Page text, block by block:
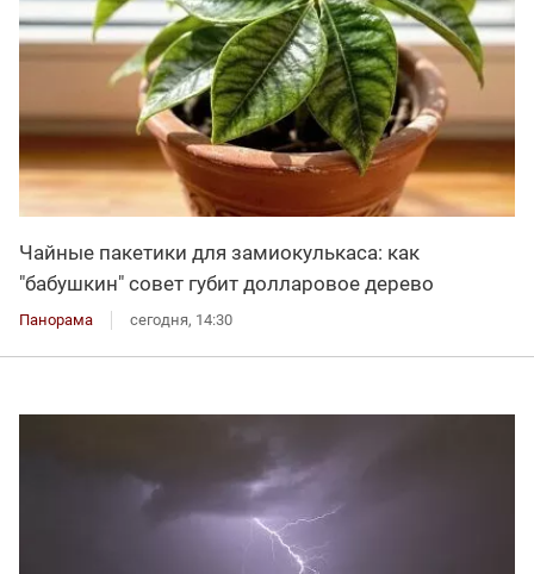
Чайные пакетики для замиокулькаса: как
"бабушкин" совет губит долларовое дерево
Панорама сегодня, 14:30